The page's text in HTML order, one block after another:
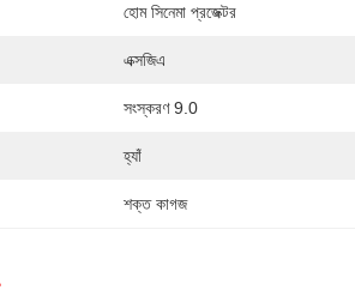
হোম সিনেমা প্রজেক্টর
এক্সজিএ
সংস্করণ 9.0
হ্যাঁ
শক্ত কাগজ